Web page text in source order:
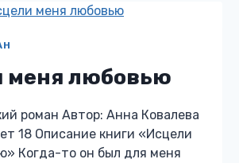
меня любовью
роман Автор: Анна Ковалева
18 Описание книги «Исцели
Когда-то он был для меня